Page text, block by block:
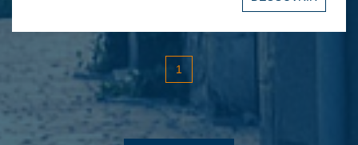
ménagères seront facturées en fin d'année). =Dépôt de
garantie : 320€. Les honoraires à la charge du locataire
sont de 243.21€ correspondant à 66.33€ pour la
réalisation de l'état des lieux d'entrée et 176.88€ pour la
constitution du dossier, l'étude de solvabilité, la réalisation
des visites et la rédaction du bail. COTE CANDIDATURE :
=Ce bien vous intéresse et vous souhaitez visiter ?
Déposez votre dossier de candidature sur le site ZELOK
avec le code agence ZELOK32934 et notre conseiller
1